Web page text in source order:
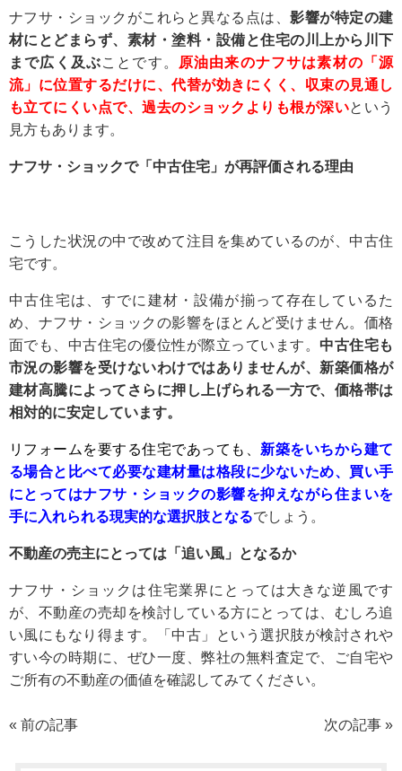
ナフサ・ショックがこれらと異なる点は、影響が特定の建
材にとどまらず、素材・塗料・設備と住宅の川上から川下
まで広く及ぶことです。
原油由来のナフサは素材の「源
流」に位置するだけに、代替が効きにくく、収束の見通し
も立てにくい点で、過去のショックよりも根が深いという
見方もあります。
ナフサ・ショックで「中古住宅」が再評価される理由
こうした状況の中で改めて注目を集めているのが、中古住
宅です。
中古住宅は、すでに建材・設備が揃って存在しているた
め、ナフサ・ショックの影響をほとんど受けません。価格
面でも、中古住宅の優位性が際立っています。 中古住宅も
市況の影響を受けないわけではありませんが、新築価格が
建材高騰によってさらに押し上げられる一方で、価格帯は
相対的に安定しています。
リフォームを要する住宅であっても、 新築をいちから建て
る場合と比べて必要な建材量は格段に少ないため、買い手
にとってはナフサ・ショックの影響を抑えながら住まいを
手に入れられる現実的な選択肢となるでしょう。
不動産の売主にとっては「追い風」となるか
ナフサ・ショックは住宅業界にとっては大きな逆風です
が、不動産の売却を検討している方にとっては、むしろ追
い風にもなり得ます。「中古」という選択肢が検討されや
すい今の時期に、ぜひ一度、弊社の無料査定で、ご自宅や
ご所有の不動産の価値を確認してみてください。
« 前の記事 次の記事 »